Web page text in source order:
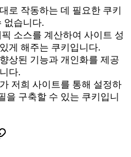
로 작동하는 데 필요한 쿠키
없습니다.
소스를 계산하여 사이트 성
게 해주는 쿠키입니다.
상된 기능과 개인화를 제공
다.
저희 사이트를 통해 설정하
을 구축할 수 있는 쿠키입니